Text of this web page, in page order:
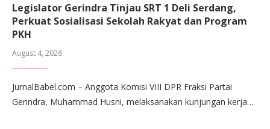
Legislator Gerindra Tinjau SRT 1 Deli Serdang,
Perkuat Sosialisasi Sekolah Rakyat dan Program
PKH
August 4, 2026
JurnalBabel.com – Anggota Komisi VIII DPR Fraksi Partai
Gerindra, Muhammad Husni, melaksanakan kunjungan kerja…